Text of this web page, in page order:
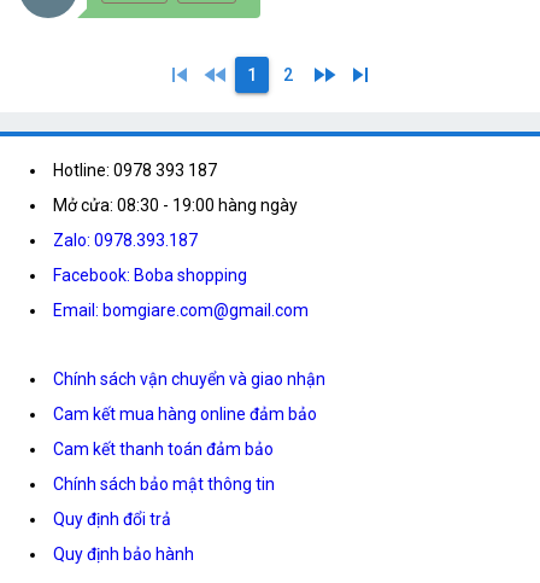
skip_previous fast_rewind 1 2 fast_forward skip_next
Hotline: 0978 393 187
Mở cửa: 08:30 - 19:00 hàng ngày
Zalo: 0978.393.187
Facebook: Boba shopping
Email: bomgiare.com@gmail.com
Chính sách vận chuyển và giao nhận
Cam kết mua hàng online đảm bảo
Cam kết thanh toán đảm bảo
Chính sách bảo mật thông tin
Quy định đổi trả
Quy định bảo hành